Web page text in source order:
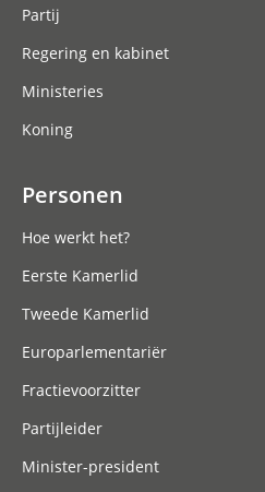
Partij
Regering en kabinet
Ministeries
Koning
Personen
Hoe werkt het?
Eerste Kamerlid
Tweede Kamerlid
Europarlementariër
Fractievoorzitter
Partijleider
Minister-president